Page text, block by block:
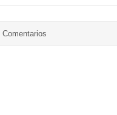
Comentarios